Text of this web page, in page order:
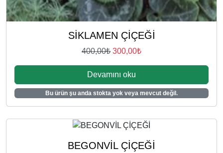
SİKLAMEN ÇİÇEĞİ
400,00₺ O
i
j
i
a
300,00₺Ş
n
d
k
f
Devamını oku
Bu ürün şu anda stokta yok veya mevcut değil.
BEGONVİL ÇİÇEĞİ